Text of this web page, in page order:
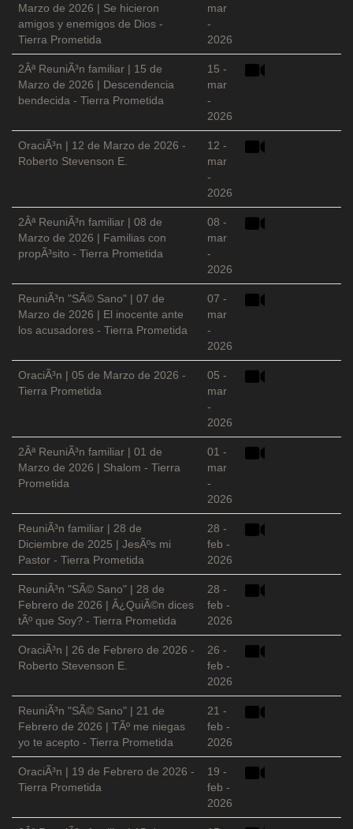
Marzo de 2026 | Se hicieron
amigos y enemigos de Dios -
Tierra Prometida
mar
-
2026
2Âª ReuniÃ³n familiar | 15 de
Marzo de 2026 | Descendencia
bendecida - Tierra Prometida
15 -
mar
-
2026
OraciÃ³n | 12 de Marzo de 2026 -
Roberto Stevenson E.
12 -
mar
-
2026
2Âª ReuniÃ³n familiar | 08 de
Marzo de 2026 | Familias con
propÃ³sito - Tierra Prometida
08 -
mar
-
2026
ReuniÃ³n "SÃ© Sano" | 07 de
Marzo de 2026 | El inocente ante
los acusadores - Tierra Prometida
07 -
mar
-
2026
OraciÃ³n | 05 de Marzo de 2026 -
Tierra Prometida
05 -
mar
-
2026
2Âª ReuniÃ³n familiar | 01 de
Marzo de 2026 | Shalom - Tierra
Prometida
01 -
mar
-
2026
ReuniÃ³n familiar | 28 de
Diciembre de 2025 | JesÃºs mi
Pastor - Tierra Prometida
28 -
feb -
2026
ReuniÃ³n "SÃ© Sano" | 28 de
Febrero de 2026 | Â¿QuiÃ©n dices
tÃº que Soy? - Tierra Prometida
28 -
feb -
2026
OraciÃ³n | 26 de Febrero de 2026 -
Roberto Stevenson E.
26 -
feb -
2026
ReuniÃ³n "SÃ© Sano" | 21 de
Febrero de 2026 | TÃº me niegas
yo te acepto - Tierra Prometida
21 -
feb -
2026
OraciÃ³n | 19 de Febrero de 2026 -
Tierra Prometida
19 -
feb -
2026